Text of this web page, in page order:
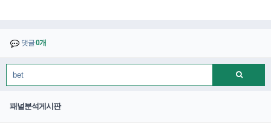
댓글0개
패널분석게시판